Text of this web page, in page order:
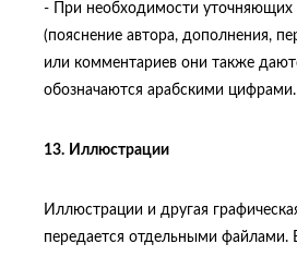
- При необходимости уточняющих
(пояснение автора, дополнения,
или комментариев они также
обозначаются арабскими цифрами.
13. Иллюстрации
Иллюстрации и другая
передается отдельными файлами.